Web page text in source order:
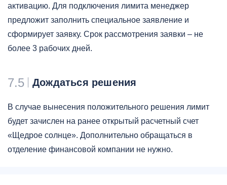
активацию. Для подключения лимита менеджер
предложит заполнить специальное заявление и
сформирует заявку. Срок рассмотрения заявки – не
более 3 рабочих дней.
7.5 Дождаться решения
В случае вынесения положительного решения лимит
будет зачислен на ранее открытый расчетный счет
«Щедрое солнце». Дополнительно обращаться в
отделение финансовой компании не нужно.